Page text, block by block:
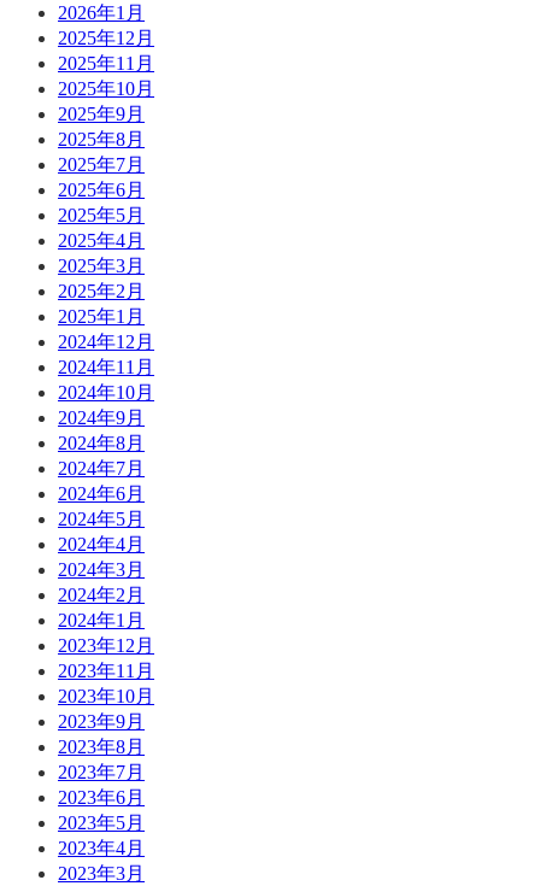
2026年1月
2025年12月
2025年11月
2025年10月
2025年9月
2025年8月
2025年7月
2025年6月
2025年5月
2025年4月
2025年3月
2025年2月
2025年1月
2024年12月
2024年11月
2024年10月
2024年9月
2024年8月
2024年7月
2024年6月
2024年5月
2024年4月
2024年3月
2024年2月
2024年1月
2023年12月
2023年11月
2023年10月
2023年9月
2023年8月
2023年7月
2023年6月
2023年5月
2023年4月
2023年3月